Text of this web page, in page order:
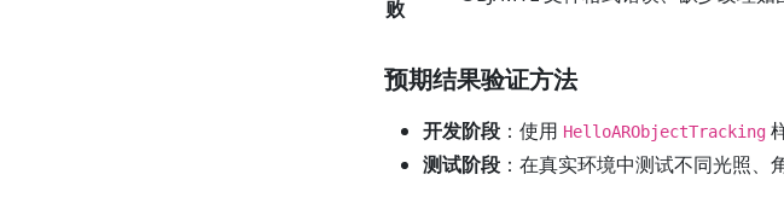
败
预期结果验证方法
开发阶段：使用 HelloARObjectTracking
测试阶段：在真实环境中测试不同光照、